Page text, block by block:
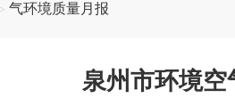
气环境质量月报
泉州市环境空